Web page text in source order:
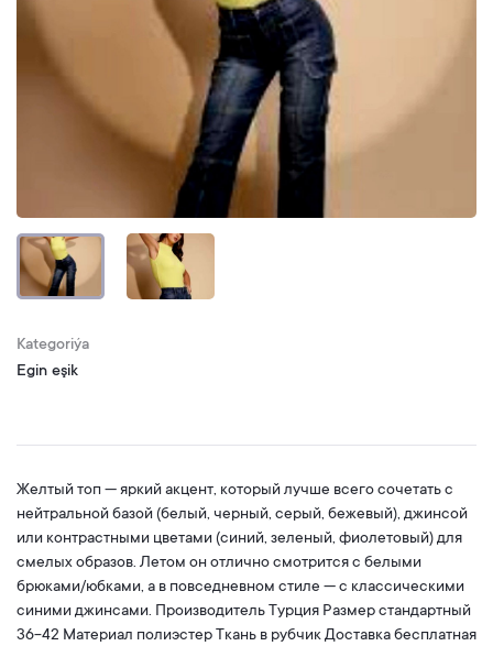
Kategoriýa
Egin eşik
Желтый топ — яркий акцент, который лучше всего сочетать с
нейтральной базой (белый, черный, серый, бежевый), джинсой
или контрастными цветами (синий, зеленый, фиолетовый) для
смелых образов. Летом он отлично смотрится с белыми
брюками/юбками, а в повседневном стиле — с классическими
синими джинсами. Производитель Турция Размер стандартный
36-42 Материал полиэстер Ткань в рубчик Доставка бесплатная